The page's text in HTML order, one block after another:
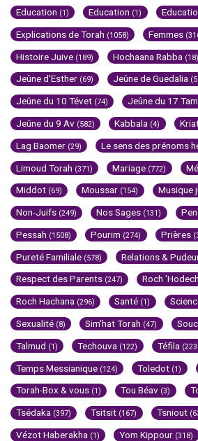
Education (1) Education (1)
Explications de Torah (1058) Femmes
Histoire Juive (189) Hochaana Rabba (18)
Jeûne d'Esther (69) Jeûne de Guedalia
Jeûne du 10 Tévet (74) Jeûne du 17
Jeûne du 9 Av (582) Kabbala (4)
Lag Baomer (29) Le sens des prénoms
Limoud Torah (371) Mariage (772)
Middot (69) Moussar (154) Musique
Non-Juifs (249) Nos Sages (131)
Pessah (1508) Pourim (274) Prières
Pureté Familiale (578) Relations &
Respect des Parents (247) Roch 'Hodech
Roch Hachana (296) Santé (1)
Sexualité (8) Sim'hat Torah (47)
Talmud (1) Techouva (122) Téfila
Temps Messianique (124) Toledot (1)
Torah-Box & vous (1) Tou Béav (3)
Tsédaka (397) Tsitsit (167) Tsniout
Vézot Haberakha (1) Yom Kippour (318)